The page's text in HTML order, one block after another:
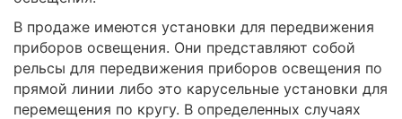
В продаже имеются установки для передвижения
приборов освещения. Они представляют собой
рельсы для передвижения приборов освещения по
прямой линии либо это карусельные установки для
перемещения по кругу. В определенных случаях